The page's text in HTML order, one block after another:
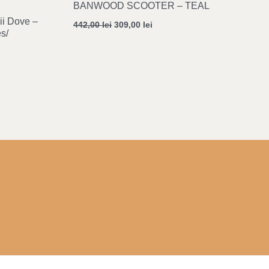
Dove –
BANWOOD SCOOTER – TEAL
442,00lei 309,00 lei